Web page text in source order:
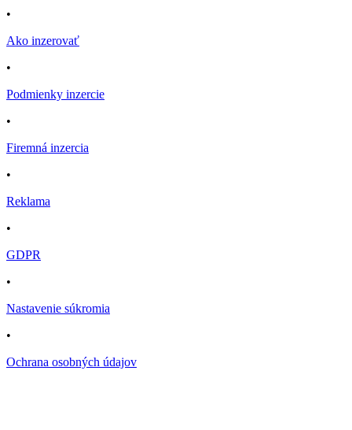
•
Ako inzerovať
•
Podmienky inzercie
•
Firemná inzercia
•
Reklama
•
GDPR
•
Nastavenie súkromia
•
Ochrana osobných údajov